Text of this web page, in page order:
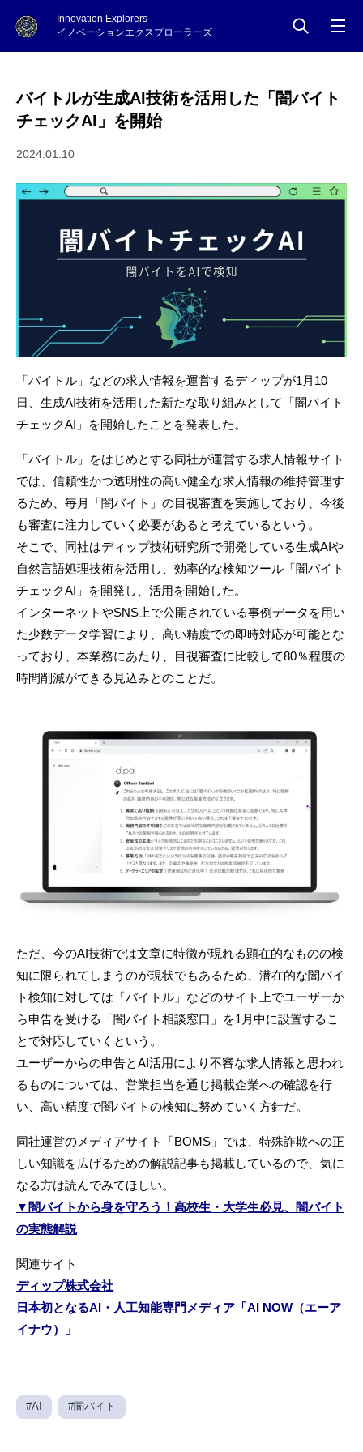
Innovation Explorers
イノベーションエクスプローラーズ
バイトルが生成AI技術を活用した「闇バイト
チェックAI」を開始
2024.01.10
「バイトル」などの求人情報を運営するディップが1月10
日、生成AI技術を活用した新たな取り組みとして「闇バイト
チェックAI」を開始したことを発表した。
「バイトル」をはじめとする同社が運営する求人情報サイト
では、信頼性かつ透明性の高い健全な求人情報の維持管理す
るため、毎月「闇バイト」の目視審査を実施しており、今後
も審査に注力していく必要があると考えているという。
そこで、同社はディップ技術研究所で開発している生成AIや
自然言語処理技術を活用し、効率的な検知ツール「闇バイト
チェックAI」を開発し、活用を開始した。
インターネットやSNS上で公開されている事例データを用い
た少数データ学習により、高い精度での即時対応が可能とな
っており、本業務にあたり、目視審査に比較して80％程度の
時間削減ができる見込みとのことだ。
ただ、今のAI技術では文章に特徴が現れる顕在的なものの検
知に限られてしまうのが現状でもあるため、潜在的な闇バイ
ト検知に対しては「バイトル」などのサイト上でユーザーか
ら申告を受ける「闇バイト相談窓口」を1月中に設置するこ
とで対応していくという。
ユーザーからの申告とAI活用により不審な求人情報と思われ
るものについては、営業担当を通じ掲載企業への確認を行
い、高い精度で闇バイトの検知に努めていく方針だ。
同社運営のメディアサイト「BOMS」では、特殊詐欺への正
しい知識を広げるための解説記事も掲載しているので、気に
なる方は読んでみてほしい。
▼闇バイトから身を守ろう！高校生・大学生必見、闇バイト
の実態解説
関連サイト
ディップ株式会社
日本初となるAI・人工知能専門メディア「AI NOW（エーア
イナウ）」
#AI #闇バイト